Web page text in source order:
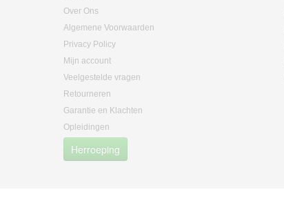
Over Ons
Algemene Voorwaarden
Privacy Policy
Mijn account
Veelgestelde vragen
Retourneren
Garantie en Klachten
Opleidingen
Herroeping